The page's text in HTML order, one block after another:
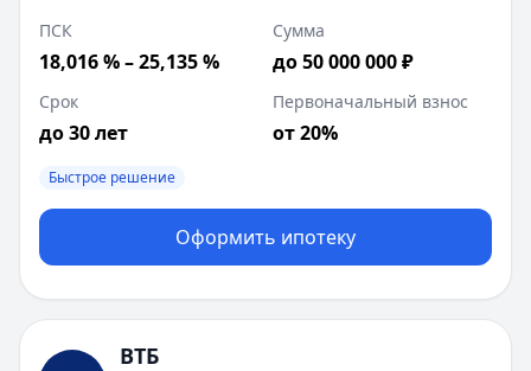
ПСК
18,016 % – 25,135 %
Сумма
до 50 000 000 ₽
Срок
до 30 лет
Первоначальный взнос
от 20%
Быстрое решение
Оформить ипотеку
ВТБ